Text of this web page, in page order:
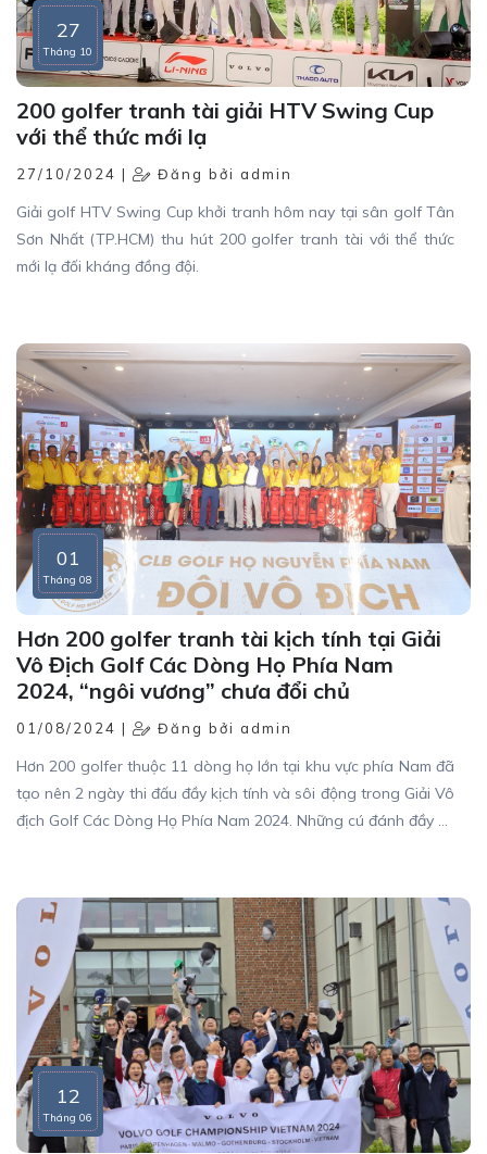
27
Tháng 10
200 golfer tranh tài giải HTV Swing Cup
với thể thức mới lạ
27/10/2024 | Đăng bởi admin
Giải golf HTV Swing Cup khởi tranh hôm nay tại sân golf Tân
Sơn Nhất (TP.HCM) thu hút 200 golfer tranh tài với thể thức
mới lạ đối kháng đồng đội.
01
Tháng 08
Hơn 200 golfer tranh tài kịch tính tại Giải
Vô Địch Golf Các Dòng Họ Phía Nam
2024, “ngôi vương” chưa đổi chủ
01/08/2024 | Đăng bởi admin
Hơn 200 golfer thuộc 11 dòng họ lớn tại khu vực phía Nam đã
tạo nên 2 ngày thi đấu đầy kịch tính và sôi động trong Giải Vô
địch Golf Các Dòng Họ Phía Nam 2024. Những cú đánh đầy uy
thành công vang dội cùng nhiều dấu ấn khó quên cho các
golfer tham gia cũng như BTC giải.
12
Tháng 06